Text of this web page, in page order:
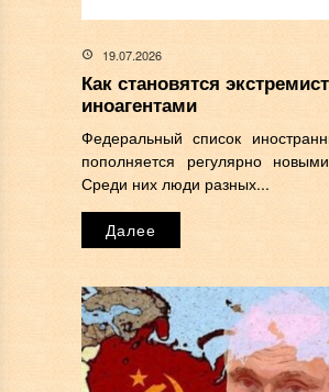
19.07.2026
Как становятся
иноагентами
Федеральный список
пополняется регулярно
Среди них люди разных...
Далее